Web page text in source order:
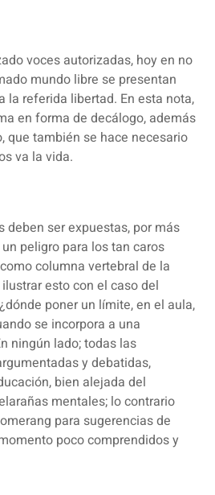
voces autorizadas, hoy en no
mundo libre se presentan
la referida libertad. En esta nota,
en forma de decálogo, además
que también se hace necesario
va la vida.
deben ser expuestas, por más
peligro para los tan caros
columna vertebral de la
esto con el caso del
poner un límite, en el aula,
se incorpora a una
ningún lado; todas las
y debatidas,
bien alejada del
mentales; lo contrario
para sugerencias de
poco comprendidos y